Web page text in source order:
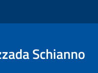
Schianno